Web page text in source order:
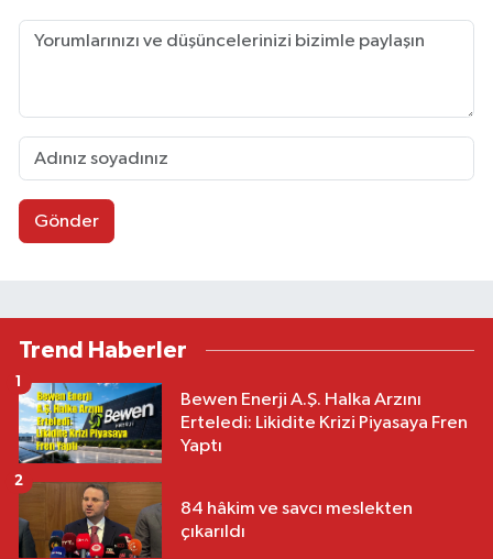
Gönder
Trend Haberler
Bewen Enerji A.Ş. Halka Arzını
Erteledi: Likidite Krizi Piyasaya Fren
Yaptı
1
84 hâkim ve savcı meslekten
çıkarıldı
2